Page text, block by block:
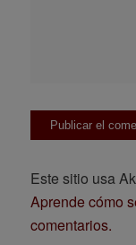
Este sitio usa
Aprende cómo
comentarios.